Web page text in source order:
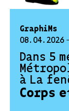
GraphiMs
08.04.2026
Dans 5
à La
Corps